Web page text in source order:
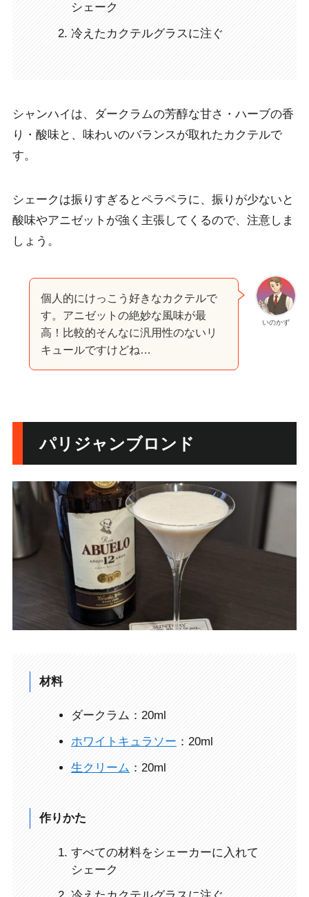
シェーク
冷えたカクテルグラスに注ぐ
シャンハイは、
ダークラムの芳醇な甘さ・ハーブの香
り・酸味 と、味わいのバランスが取れたカクテルで
す。
シェークは振りすぎるとペラペラに、振りが少ないと
酸味やアニゼットが強く主張してくるので、注意しま
しょう。
いのかず
個人的にけっこう好きなカクテルで
す。アニゼットの絶妙な風味が最
高！比較的そんなに汎用性のないリ
キュールですけどね…
パリジャンブロンド
材料
ダークラム：20ml
ホワイトキュラソー ：20ml
生クリーム ：20ml
作りかた
すべての材料をシェーカーに入れて
シェーク